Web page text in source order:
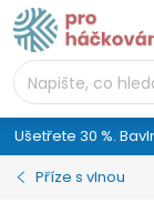
Přejít
na
obsah
Ušetřete 30 %.
Příze s vlnou
AI
Jsme e-
vás